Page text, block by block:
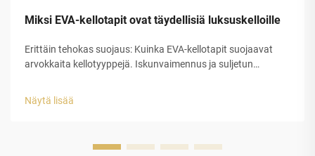
Miksi EVA-kellotapit ovat täydellisiä luksuskelloille
Erittäin tehokas suojaus: Kuinka EVA-kellotapit suojaavat
arvokkaita kellotyyppejä. Iskunvaimennus ja suljetun
erinomainen suojauskyky luksuskellojen tappeihin...
Näytä lisää